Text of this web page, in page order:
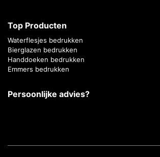
Top Producten
Waterflesjes bedrukken
Bierglazen bedrukken
Handdoeken bedrukken
Emmers bedrukken
Persoonlijke advies?